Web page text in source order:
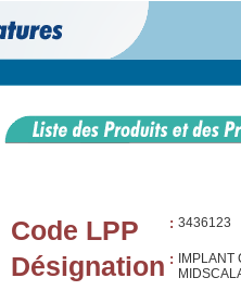
Code LPP : 3436123
Désignation :